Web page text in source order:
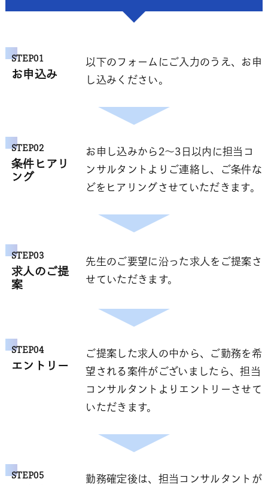
STEP01
お申込み
以下のフォームにご入力のうえ、お申
し込みください。
STEP02
条件ヒアリ
ング
お申し込みから2～3日以内に担当コ
ンサルタントよりご連絡し、ご条件な
どをヒアリングさせていただきます。
STEP03
求人のご提
案
先生のご要望に沿った求人をご提案さ
せていただきます。
STEP04
エントリー
ご提案した求人の中から、ご勤務を希
望される案件がございましたら、担当
コンサルタントよりエントリーさせて
いただきます。
STEP05
勤務確定後は、担当コンサルタントが